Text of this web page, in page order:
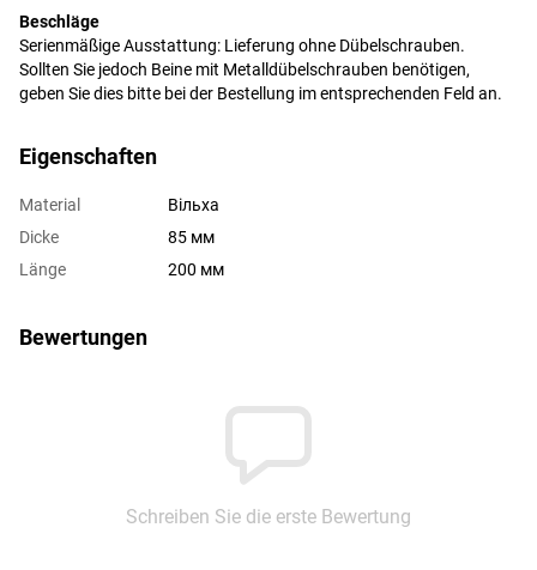
Beschläge
Serienmäßige Ausstattung: Lieferung ohne Dübelschrauben.
Sollten Sie jedoch Beine mit Metalldübelschrauben benötigen,
geben Sie dies bitte bei der Bestellung im entsprechenden Feld an.
Eigenschaften
Material
Вільха
Dicke
85 мм
Länge
200 мм
Bewertungen
Schreiben Sie die erste Bewertung